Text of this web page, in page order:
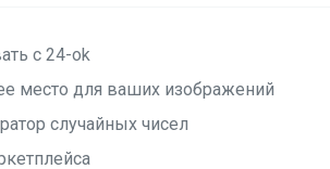
с 24-ok
место для ваших изображений
случайных чисел